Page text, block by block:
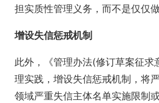
担实质性管理义务，而不是仅仅
增设失信惩戒机制
此外，《管理办法(修订草案征求
理实践，增设失信惩戒机制，将
领域严重失信主体名单实施限制